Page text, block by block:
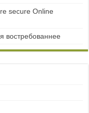
secure Online
востребованнее